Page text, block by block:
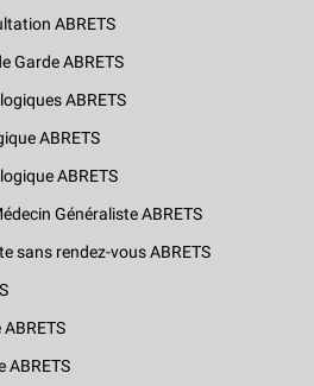
ABRETS
Garde ABRETS
ABRETS
ABRETS
ABRETS
Généraliste ABRETS
sans rendez-vous ABRETS
ABRETS